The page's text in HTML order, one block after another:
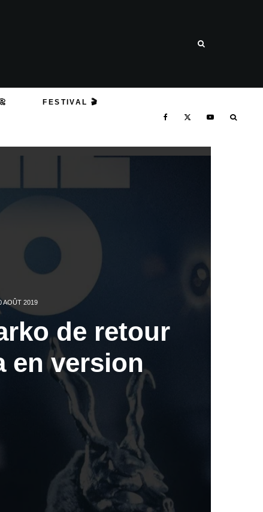
FESTIVAL 🎬
AOÛT 2019
de retour
en version